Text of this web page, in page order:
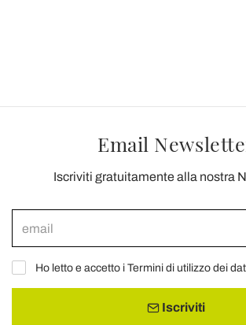
Email
Iscriviti gratuitamente alla nostra
Ho letto e accetto i Termini di utilizzo dei
Iscriviti